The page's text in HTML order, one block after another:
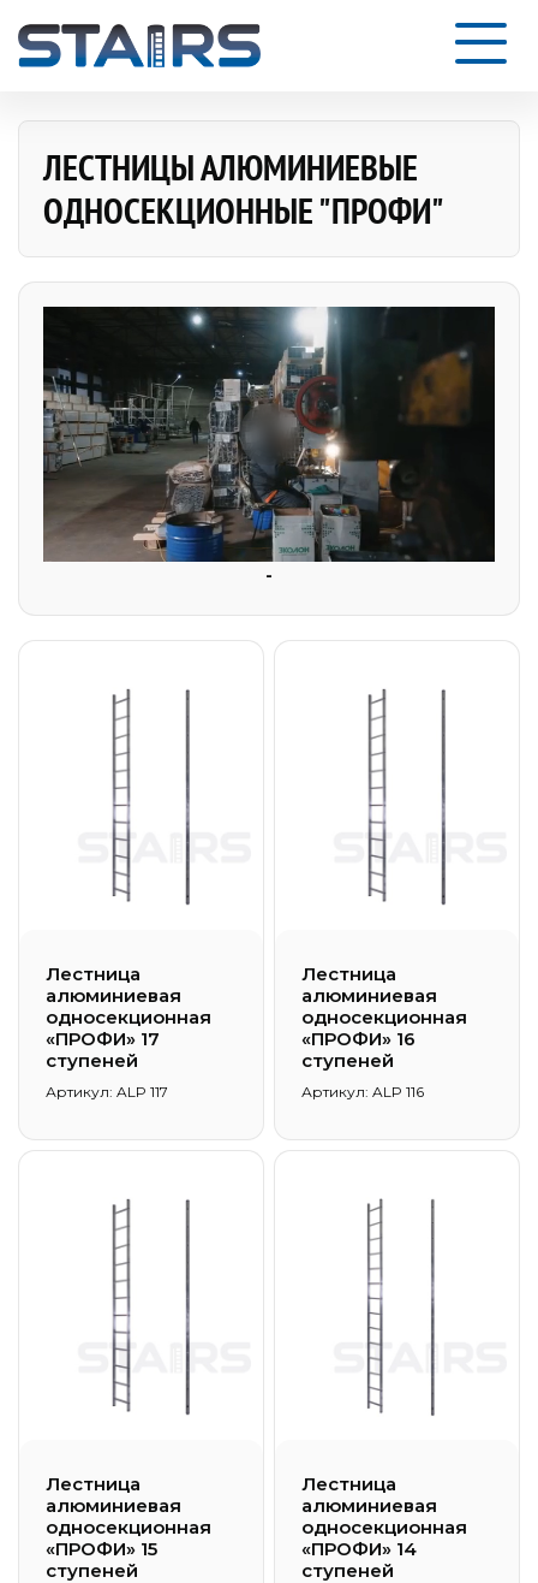
ЛЕСТНИЦЫ АЛЮМИНИЕВЫЕ
ОДНОСЕКЦИОННЫЕ "ПРОФИ"
-
Лестница
алюминиевая
односекционная
«ПРОФИ» 17
ступеней
Артикул: ALP 117
Лестница
алюминиевая
односекционная
«ПРОФИ» 16
ступеней
Артикул: ALP 116
Лестница
алюминиевая
односекционная
«ПРОФИ» 15
ступеней
Лестница
алюминиевая
односекционная
«ПРОФИ» 14
ступеней